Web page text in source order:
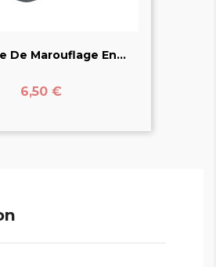
De Marouflage En...
Prix
6,50 €